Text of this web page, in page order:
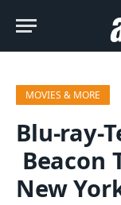
MOVIES & MORE
Blu-ray-

New